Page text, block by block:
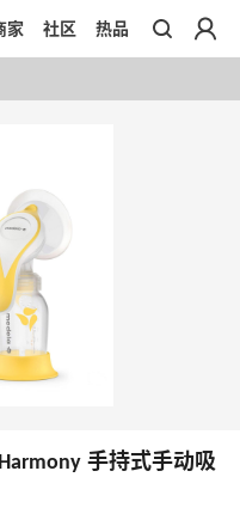
家 社区 热品
手持式手动吸